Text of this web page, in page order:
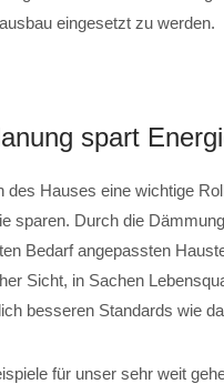
eingesetzt zu werden.
spart
des Hauses eine wichtige
sparen. Durch die
Bedarf angepassten
Sicht, in Sachen
besseren Standards wie
für unser sehr weit